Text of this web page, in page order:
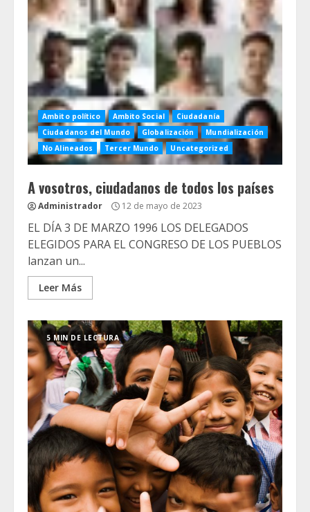
Ambito político Ambito Social
Ciudadanía
Ciudadanos del Mundo
Globalización
Mundialización
No Alineados
Tercer Mundo Uncategorized
A vosotros, ciudadanos de todos los países
Administrador 12 de mayo de 2023
EL DÍA 3 DE MARZO 1996 LOS DELEGADOS
ELEGIDOS PARA EL CONGRESO DE LOS PUEBLOS
lanzan un...
Leer Más
5 MIN DE LECTURA